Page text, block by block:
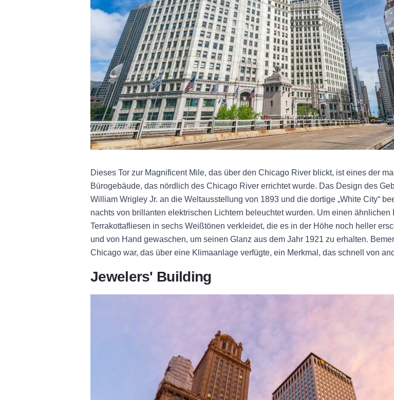
Dieses Tor zur Magnificent Mile, das über den Chicago River blickt, ist eines der
Bürogebäude, das nördlich des Chicago River errichtet wurde. Das Design des
William Wrigley Jr. an die Weltausstellung von 1893 und die dortige „White City“
nachts von brillanten elektrischen Lichtern beleuchtet wurden. Um einen
Terrakottafliesen in sechs Weißtönen verkleidet, die es in der Höhe noch heller
und von Hand gewaschen, um seinen Glanz aus dem Jahr 1921 zu erhalten.
Chicago war, das über eine Klimaanlage verfügte, ein Merkmal, das schnell von
Jewelers' Building